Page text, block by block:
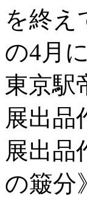
を終え
の4月
東京駅
展出品
展出品
の簸分